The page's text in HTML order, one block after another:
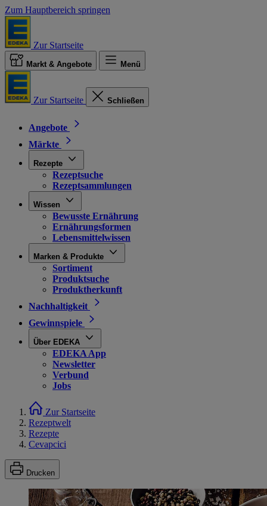
Zum Hauptbereich springen
Zur Startseite
Markt & Angebote Menü
Zur Startseite Schließen
Angebote
Märkte
Rezepte
Rezeptsuche
Rezeptsammlungen
Wissen
Bewusste Ernährung
Ernährungsformen
Lebensmittelwissen
Marken & Produkte
Sortiment
Produktsuche
Produktherkunft
Nachhaltigkeit
Gewinnspiele
Über EDEKA
EDEKA App
Newsletter
Verbund
Jobs
Zur Startseite
Rezeptwelt
Rezepte
Cevapcici
Drucken